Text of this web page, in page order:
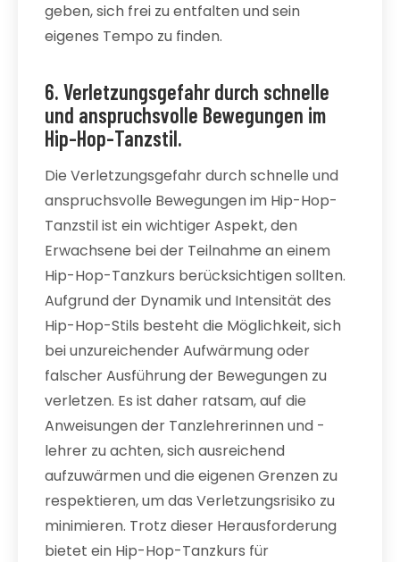
geben, sich frei zu entfalten und sein
eigenes Tempo zu finden.
6. Verletzungsgefahr durch schnelle
und anspruchsvolle Bewegungen im
Hip-Hop-Tanzstil.
Die Verletzungsgefahr durch schnelle und
anspruchsvolle Bewegungen im Hip-Hop-
Tanzstil ist ein wichtiger Aspekt, den
Erwachsene bei der Teilnahme an einem
Hip-Hop-Tanzkurs berücksichtigen sollten.
Aufgrund der Dynamik und Intensität des
Hip-Hop-Stils besteht die Möglichkeit, sich
bei unzureichender Aufwärmung oder
falscher Ausführung der Bewegungen zu
verletzen. Es ist daher ratsam, auf die
Anweisungen der Tanzlehrerinnen und -
lehrer zu achten, sich ausreichend
aufzuwärmen und die eigenen Grenzen zu
respektieren, um das Verletzungsrisiko zu
minimieren. Trotz dieser Herausforderung
bietet ein Hip-Hop-Tanzkurs für